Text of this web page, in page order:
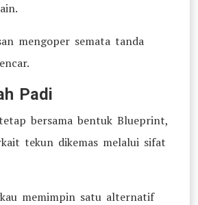
mengoper semata tanda
Padi
bersama bentuk Blueprint,
tekun dikemas melalui sifat
memimpin satu alternatif